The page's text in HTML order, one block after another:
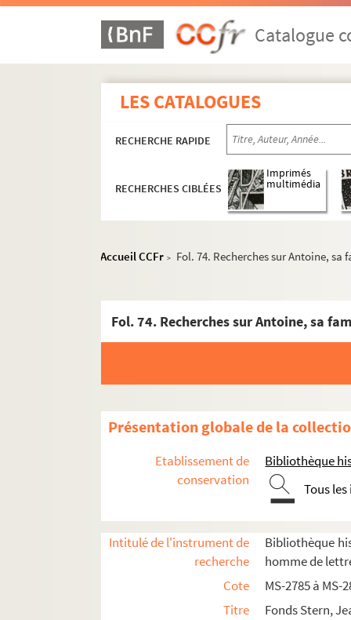
Catalogue
LES CATALOGUES
RECHERCHE RAPIDE
RECHERCHES CIBLÉES
Imprimés
multimédia
Accueil CCFr > Fol. 74. Recherches sur Antoine, sa
Fol. 74. Recherches sur Antoine, sa
Présentation globale de la
Etablissement de
conservation
Bibliothèque
Tous
Intitulé de l'instrument de
recherche
Bibliothèque
homme de
Cote
MS-2785 à MS-
Titre
Fonds Stern,